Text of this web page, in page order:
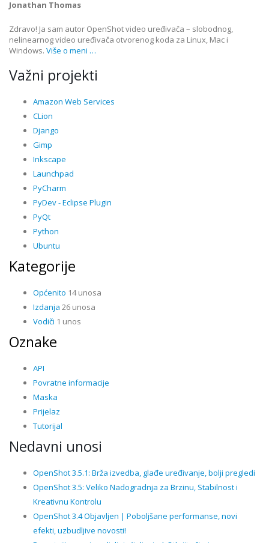
Jonathan Thomas
Zdravo! Ja sam autor OpenShot video uređivača – slobodnog,
nelinearnog video uređivača otvorenog koda za Linux, Mac i
Windows. Više o meni …
Važni projekti
Amazon Web Services
CLion
Django
Gimp
Inkscape
Launchpad
PyCharm
PyDev - Eclipse Plugin
PyQt
Python
Ubuntu
Kategorije
Općenito 14 unosa
Izdanja 26 unosa
Vodiči 1 unos
Oznake
API
Povratne informacije
Maska
Prijelaz
Tutorijal
Nedavni unosi
OpenShot 3.5.1: Brža izvedba, glađe uređivanje, bolji pregledi
OpenShot 3.5: Veliko Nadogradnja za Brzinu, Stabilnost i
Kreativnu Kontrolu
OpenShot 3.4 Objavljen | Poboljšane performanse, novi
efekti, uzbudljive novosti!